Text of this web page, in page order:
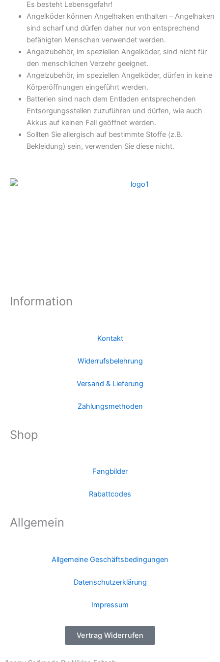
Es besteht Lebensgefahr!
Angelköder können Angelhaken enthalten – Angelhaken
sind scharf und dürfen daher nur von entsprechend
befähigten Menschen verwendet werden.
Angelzubehör, im speziellen Angelköder, sind nicht für
den menschlichen Verzehr geeignet.
Angelzubehör, im speziellen Angelköder, dürfen in keine
Körperöffnungen eingeführt werden.
Batterien sind nach dem Entladen entsprechenden
Entsorgungsstellen zuzuführen und dürfen, wie auch
Akkus auf keinen Fall geöffnet werden.
Sollten Sie allergisch auf bestimmte Stoffe (z.B.
Bekleidung) sein, verwenden Sie diese nicht.
Information
Kontakt
Widerrufsbelehrung
Versand & Lieferung
Zahlungsmethoden
Shop
Fangbilder
Rabattcodes
Allgemein
Allgemeine Geschäftsbedingungen
Datenschutzerklärung
Impressum
Vertrag Widerrufen